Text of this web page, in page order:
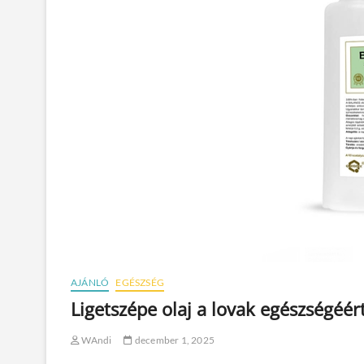
AJÁNLÓ EGÉSZSÉG
Ligetszépe olaj a lovak
WAndi december 1, 2025